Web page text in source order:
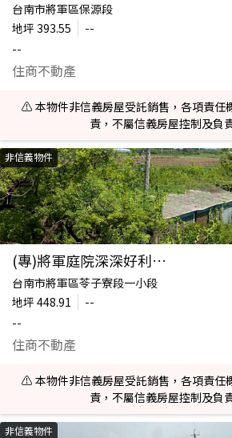
台南市將軍區保源段
地坪 393.55
--
--
住商不動產
⚠️ 本物件非信義房屋受託銷售，各項責任
責，不屬信義房屋控制及負
非信義物件
(專)將軍庭院深深好利用農地
台南市將軍區苓子寮段一小段
地坪 448.91
--
--
住商不動產
⚠️ 本物件非信義房屋受託銷售，各項責任
責，不屬信義房屋控制及負
非信義物件